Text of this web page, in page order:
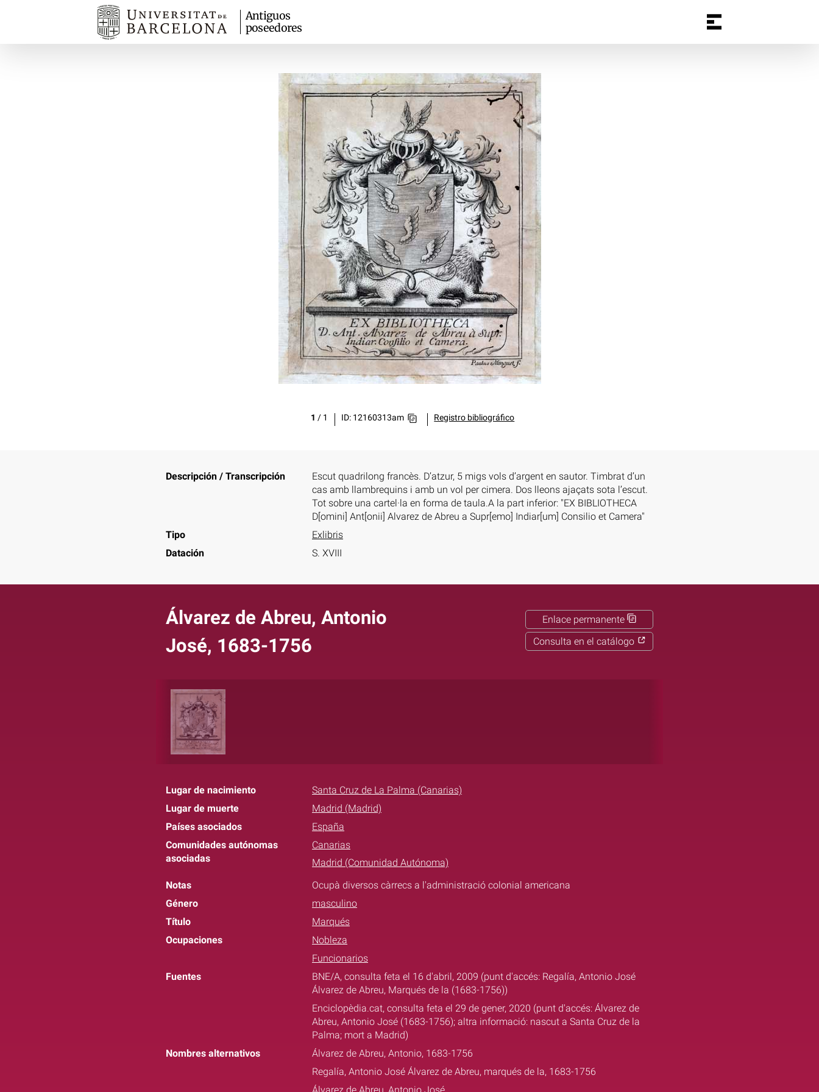
Antiguos
poseedores
1 / 1 ID: 12160313am Registro bibliográfico
Descripción / Transcripción
Escut quadrilong francès. D’atzur, 5 migs vols d’argent en sautor. Timbrat d’un
cas amb llambrequins i amb un vol per cimera. Dos lleons ajaçats sota l’escut.
Tot sobre una cartel·la en forma de taula.A la part inferior: "EX BIBLIOTHECA
D[omini] Ant[onii] Alvarez de Abreu a Supr[emo] Indiar[um] Consilio et Camera"
Tipo
Exlibris
Datación
S. XVIII
Álvarez de Abreu, Antonio
José, 1683-1756
Enlace permanente
Consulta en el catálogo
Lugar de nacimiento
Santa Cruz de La Palma (Canarias)
Lugar de muerte
Madrid (Madrid)
Países asociados
España
Comunidades autónomas
asociadas
Canarias
Madrid (Comunidad Autónoma)
Notas
Ocupà diversos càrrecs a l'administració colonial americana
Género
masculino
Título
Marqués
Ocupaciones
Nobleza
Funcionarios
Fuentes
BNE/A, consulta feta el 16 d'abril, 2009 (punt d'accés: Regalía, Antonio José
Álvarez de Abreu, Marqués de la (1683-1756))
Enciclopèdia.cat, consulta feta el 29 de gener, 2020 (punt d'accés: Álvarez de
Abreu, Antonio José (1683-1756); altra informació: nascut a Santa Cruz de la
Palma; mort a Madrid)
Nombres alternativos
Álvarez de Abreu, Antonio, 1683-1756
Regalía, Antonio José Álvarez de Abreu, marqués de la, 1683-1756